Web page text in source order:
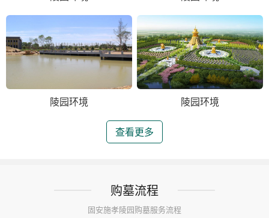
陵园环境 陵园环境
查看更多
购墓流程
固安施孝陵园购墓服务流程